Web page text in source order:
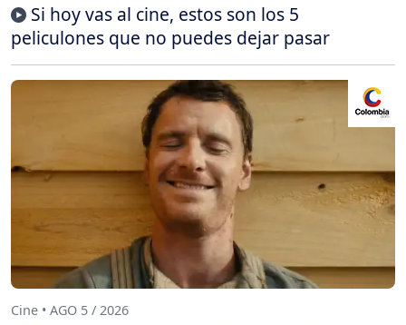
Si hoy vas al cine, estos son los 5
peliculones que no puedes dejar pasar
Cine • AGO 5 / 2026